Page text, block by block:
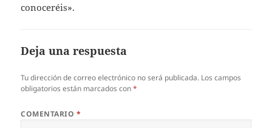
conoceréis».
Deja una respuesta
Tu dirección de correo electrónico no será publicada. Los campos
obligatorios están marcados con*
COMENTARIO *